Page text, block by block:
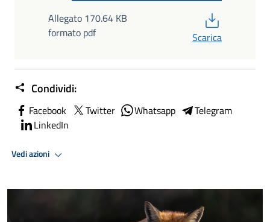
Allegato 170.64 KB
formato pdf
Scarica
Condividi:
Facebook Twitter Whatsapp
Telegram
LinkedIn
Vedi azioni